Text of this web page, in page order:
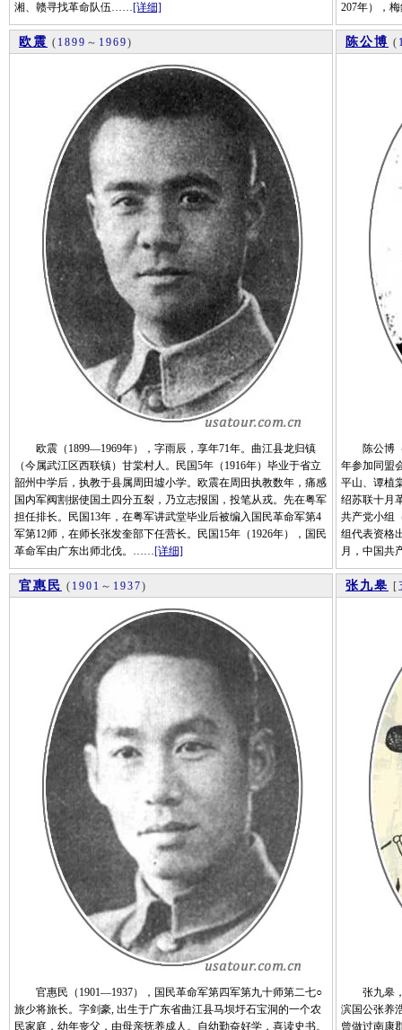
湘、赣寻找革命队伍……[详细]
207年），
欧震 ( 1899 ～ 1969)
欧震（1899—1969年），字雨辰，享年71年。曲江县龙归镇
（今属武江区西联镇）甘棠村人。民国5年（1916年）毕业于省立
韶州中学后，执教于县属周田墟小学。欧震在周田执教数年，痛感
国内军阀割据使国土四分五裂，乃立志报国，投笔从戎。先在粤军
担任排长。民国13年，在粤军讲武堂毕业后被编入国民革命军第4
军第12师，在师长张发奎部下任营长。民国15年（1926年），国民
革命军由广东出师北伐。……[详细]
陈公博 (
陈公博（
年参加同盟
平山、谭植
绍苏联十月
共产党小组
组代表资格
月，中国
官惠民 ( 1901 ～ 1937)
官惠民（1901—1937），国民革命军第四军第九十师第二七○
旅少将旅长。字剑豪, 出生于广东省曲江县马坝圩石宝洞的一个农
民家庭，幼年丧父，由母亲抚养成人。自幼勤奋好学，喜读史书。
张九皋 [
张九皋，
滨国公张养
曾做过南康